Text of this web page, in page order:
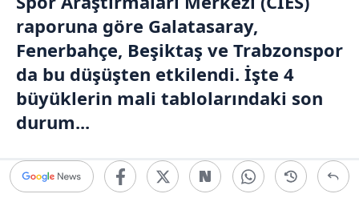
raporuna göre Galatasaray,
Fenerbahçe, Beşiktaş ve Trabzonspor
da bu düşüşten etkilendi. İşte 4
büyüklerin mali tablolarındaki son
durum...